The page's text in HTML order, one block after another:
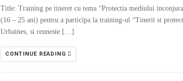
Title: Training pe tineret cu tema “Protectia mediului
(16 – 25 ani) pentru a participa la training-ul “Tinerii si
Urbaines, si reuneste […]
CONTINUE READING